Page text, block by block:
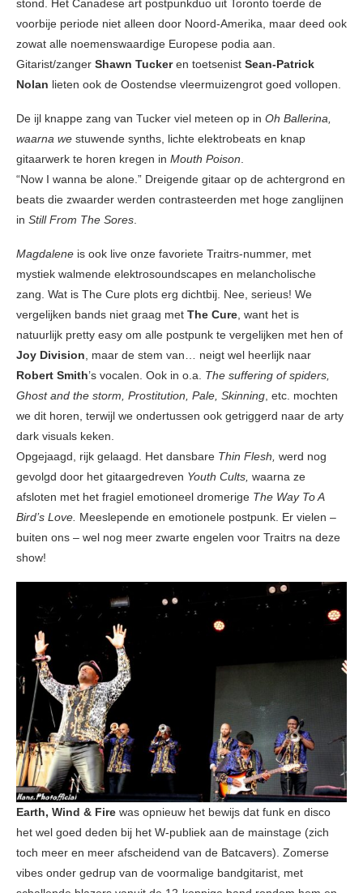
stond. Het Canadese art postpunkduo uit Toronto toerde de
voorbije periode niet alleen door Noord-Amerika, maar deed ook
zowat alle noemenswaardige Europese podia aan.
Gitarist/zanger Shawn Tuckeren toetsenist Sean-Patrick
Nolan lieten ook de Oostendse vleermuizengrot goed vollopen.
De ijl knappe zang van Tucker viel meteen op in Oh Ballerina,
waarna we stuwende synths, lichte elektrobeats en knap
gitaarwerk te horen kregen in Mouth Poison.
“Now I wanna be alone.” Dreigende gitaar op de achtergrond en
beats die zwaarder werden contrasteerden met hoge zanglijnen
in Still From The Sores.
Magdalene is ook live onze favoriete Traitrs-nummer, met
mystiek walmende elektrosoundscapes en melancholische
zang. Wat is The Cure plots erg dichtbij. Nee, serieus! We
vergelijken bands niet graag met The Cure, want het is
natuurlijk pretty easy om alle postpunk te vergelijken met hen of
Joy Division, maar de stem van… neigt wel heerlijk naar
Robert Smith’s vocalen. Ook in o.a. The suffering of spiders,
Ghost and the storm, Prostitution, Pale, Skinning, etc. mochten
we dit horen, terwijl we ondertussen ook getriggerd naar de arty
dark visuals keken.
Opgejaagd, rijk gelaagd. Het dansbare Thin Flesh, werd nog
gevolgd door het gitaargedreven Youth Cults, waarna ze
afsloten met het fragiel emotioneel dromerige The Way To A
Bird’s Love. Meeslepende en emotionele postpunk. Er vielen –
buiten ons – wel nog meer zwarte engelen voor Traitrs na deze
show!
Earth, Wind & Fire was opnieuw het bewijs dat funk en disco
het wel goed deden bij het W-publiek aan de mainstage (zich
toch meer en meer afscheidend van de Batcavers). Zomerse
vibes onder gedrup van de voormalige bandgitarist, met